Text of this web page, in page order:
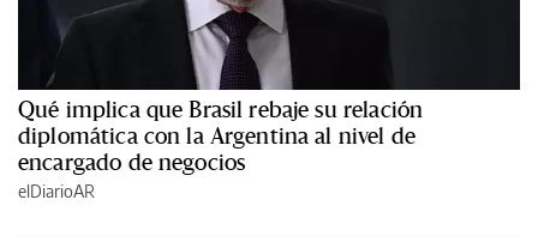
Qué implica que Brasil rebaje su relación
diplomática con la Argentina al nivel de
encargado de negocios
elDiarioAR